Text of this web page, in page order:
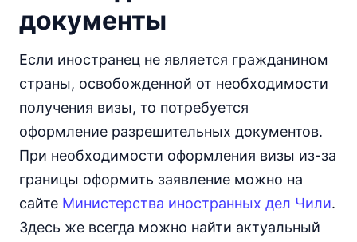
документы
Если иностранец не является гражданином
страны, освобожденной от необходимости
получения визы, то потребуется
оформление разрешительных документов.
При необходимости оформления визы из-за
границы оформить заявление можно на
сайте Министерства иностранных дел Чили.
Здесь же всегда можно найти актуальный